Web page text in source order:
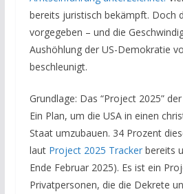
bereits juristisch bekämpft. Doch
vorgegeben – und die
Aushöhlung der US-Demokratie
beschleunigt.
Grundlage: Das “Project 2025”
Ein Plan, um die USA in einen
Staat umzubauen. 34 Prozent
laut Project 2025 Trackerbereits
Ende Februar 2025). Es ist ein
Privatpersonen, die die Dekrete